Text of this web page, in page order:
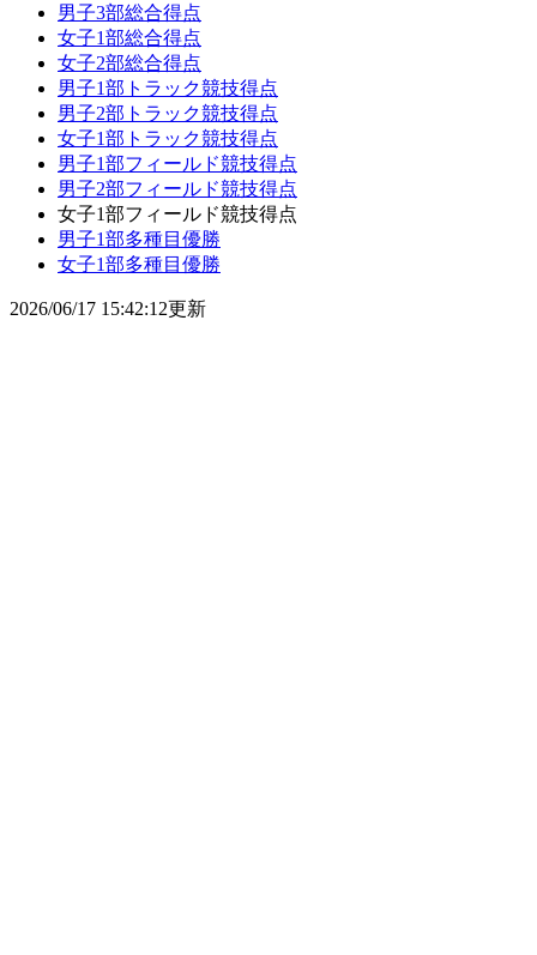
男子3部総合得点
女子1部総合得点
女子2部総合得点
男子1部トラック競技得点
男子2部トラック競技得点
女子1部トラック競技得点
男子1部フィールド競技得点
男子2部フィールド競技得点
女子1部フィールド競技得点
男子1部多種目優勝
女子1部多種目優勝
2026/06/17 15:42:12更新